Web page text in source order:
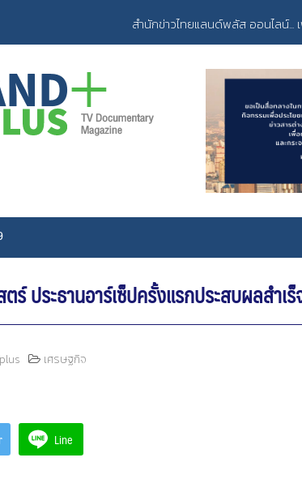
สำนักข่าวไทยแลนด์พลัส ออนไลน์
ร์ ประธานอาร์เซ็ปครั้งแรกประสบผลสำ
เศรษฐกิจ
Line